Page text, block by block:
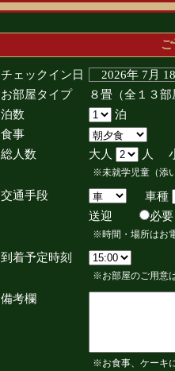
チェックイン日
2026年 7月
お部屋タイプ
８畳（全１３
泊数
泊
食事
総人数
大人 人
※未就学児童（添
交通手段
車種
送迎
※時間・場所はお
到着予定時刻
※お部屋のご用意
備考欄
※お食事、ケーキ